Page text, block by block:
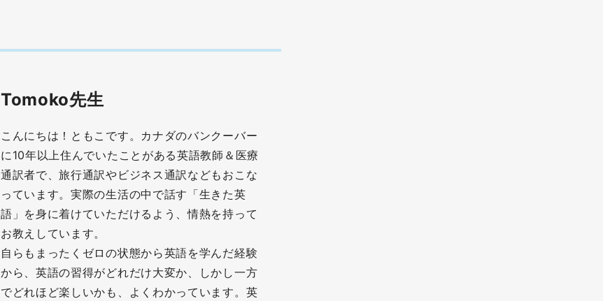
Tomoko先生
こんにちは！ともこです。カナダのバンクーバー
に10年以上住んでいたことがある英語教師＆医療
通訳者で、旅行通訳やビジネス通訳などもおこな
っています。実際の生活の中で話す「生きた英
語」を身に着けていただけるよう、情熱を持って
お教えしています。
自らもまったくゼロの状態から英語を学んだ経験
から、英語の習得がどれだけ大変か、しかし一方
でどれほど楽しいかも、よくわかっています。英